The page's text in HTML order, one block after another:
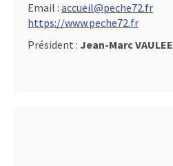
Email : accueil@peche72.fr
https://www.peche72.fr
Président : Jean-Marc VAULEE